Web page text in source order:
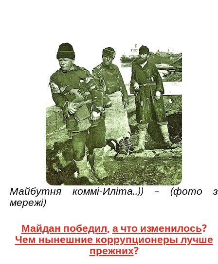
Майбутня коммі-Иліта..)) – (фото з
мережі)
Майдан победил, а что изменилось?
Чем нынешние коррупционеры лучше
прежних?